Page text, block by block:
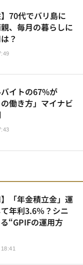
】70代でバリ島に
、毎月の暮らしに
？
イトの67%が
の働き方」マイナビ
】「年金積立金」運
年利3.6％？シニ
“GPIFの運用方